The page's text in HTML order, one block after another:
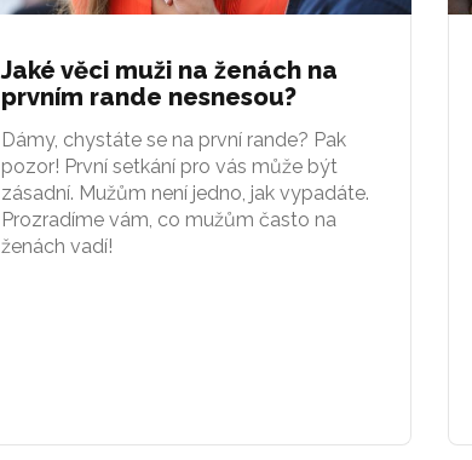
Jaké věci muži na ženách na
prvním rande nesnesou?
Dámy, chystáte se na první rande? Pak
pozor! První setkání pro vás může být
zásadní. Mužům není jedno, jak vypadáte.
Prozradíme vám, co mužům často na
ženách vadí!